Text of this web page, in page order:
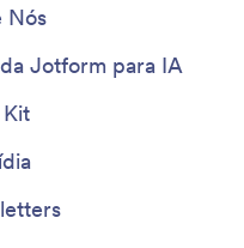
Nós
Jotform para IA